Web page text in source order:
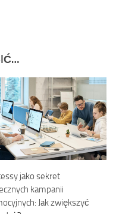
jako sekret
kampanii
Jak zwiększyć